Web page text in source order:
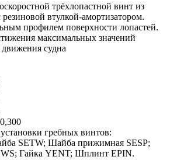
трёхлопастной винт из
втулкой-амортизатором.
профилем поверхности лопастей.
максимальных значений
движения судна
гребных винтов:
SETW; Шайба прижимная SESP;
Гайка YENT; Шплинт EPIN.